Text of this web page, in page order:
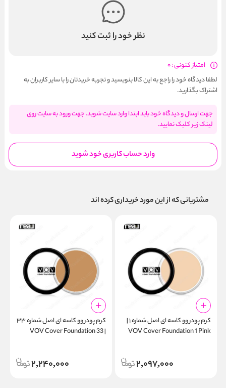
نظر خود را ثبت کنید
امتیاز کنونی : 0
لطفا دیدگاه خود را راجع به این کالا بنویسید و تجربه خریدتان را با سایر کاربران به
اشتراک بگذارید.
جهت ارسال و دیدگاه خود باید ابتدا وارد سایت شوید. جهت ورود به سایت روی
لینک زیر کلیک نمایید.
وارد حساب کاربری خود شوید
مشتریانی که از این مورد خریداری کرده اند
کرم پودر وو کاسه ای اصل شماره ۱ |
VOV Cover Foundation 1 Pink
2,097,000
کرم پودر وو کاسه ای اصل شماره ۳۳
| VOV Cover Foundation 33
2,240,000